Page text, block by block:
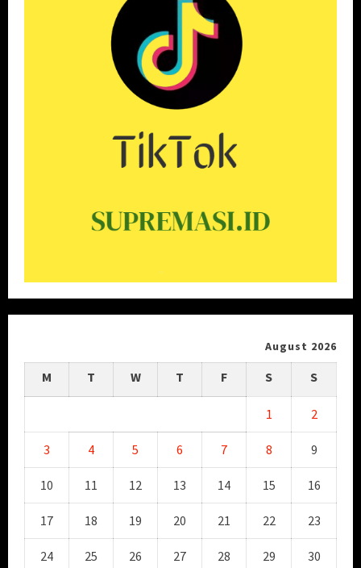
August 2026
M T W T F S S
1 2
3 4 5 6 7 8 9
10 11 12 13 14 15 16
17 18 19 20 21 22 23
24 25 26 27 28 29 30